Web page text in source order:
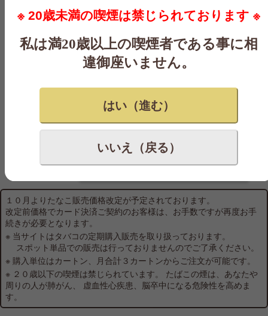
ニコチン
発売日 ;
INTERCONTINENTAL(BORHEM)
１カートン ¥5,200
【合計3カートン以上から購入可
能】
※年齢確認がお済の会員様のみご注文できます
１０月よりたなこ販売価格改定が予定されております。
改定前価格でカード決済ご契約のお客様は、お手数ですが再度お手
続きが必要となります。
※ 当サイトはタバコの定期購入販売を取り扱っております。
スポット単品での販売は行っておりませんのでご了承ください。
※ 購入単位はカートン、月合計３カートンからご注文が可能です。
※ ２０歳以下の喫煙は禁じられています。 たばこの煙は、あなたや
周りの人が肺がん、 虚血性心疾患、脳卒中になる危険性を高めま
す。
※ 20歳未満の喫煙は禁じられております ※
私は満20歳以上の喫煙者である事に相
違御座いません。
はい（進む）
いいえ（戻る）